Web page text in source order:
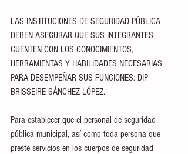
LAS INSTITUCIONES DE SEGURIDAD PÚBLICA
DEBEN ASEGURAR QUE SUS INTEGRANTES
CUENTEN CON LOS CONOCIMIENTOS,
HERRAMIENTAS Y HABILIDADES NECESARIAS
PARA DESEMPEÑAR SUS FUNCIONES: DIP
BRISSEIRE SÁNCHEZ LÓPEZ.
Para establecer que el personal de seguridad
pública municipal, así como toda persona que
preste servicios en los cuerpos de seguridad